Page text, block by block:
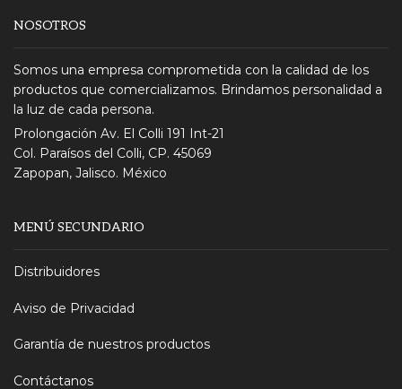
NOSOTROS
Somos una empresa comprometida con la calidad de los
productos que comercializamos. Brindamos personalidad a
la luz de cada persona.
Prolongación Av. El Colli 191 Int-21
Col. Paraísos del Colli, CP. 45069
Zapopan, Jalisco. México
MENÚ SECUNDARIO
Distribuidores
Aviso de Privacidad
Garantía de nuestros productos
Contáctanos